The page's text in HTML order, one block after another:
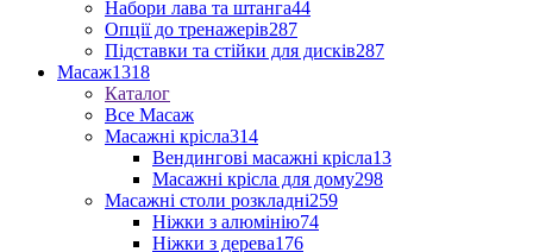
Набори лава та штанга44
Опції до тренажерів287
Підставки та стійки для дисків287
Масаж1318
Каталог
Все Масаж
Масажні крісла314
Вендингові масажні крісла13
Масажні крісла для дому298
Масажні столи розкладні259
Ніжки з алюмінію74
Ніжки з дерева176